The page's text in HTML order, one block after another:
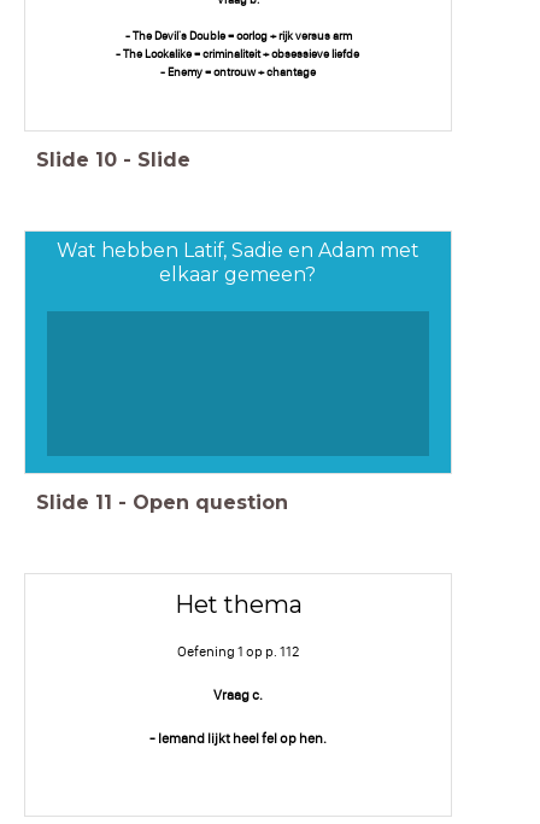
- The Devil's Double = oorlog + rijk versus arm
- The Lookalike = criminaliteit + obsessieve liefde
- Enemy = ontrouw + chantage
Slide 10 - Slide
Wat hebben Latif, Sadie en Adam met
elkaar gemeen?
Slide 11 - Open question
Het thema
Oefening 1 op p. 112
Vraag c.
- Iemand lijkt heel fel op hen.